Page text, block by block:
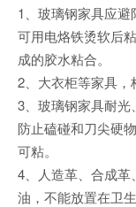
1、玻璃钢家具应
可用电烙铁烫软后
成的胶水粘合。
2、大衣柜等家具，
3、玻璃钢家具耐
防止磕碰和刀尖硬
可粘。
4、人造革、合成
油，不能放置在卫